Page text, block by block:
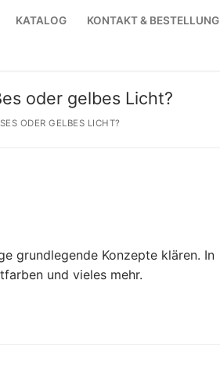
KATALOG KONTAKT & BESTELLUNG
oder gelbes Licht?
ODER GELBES LICHT?
grundlegende Konzepte klären. In
und vieles mehr.